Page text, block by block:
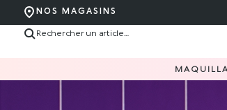
NOS MAGASINS